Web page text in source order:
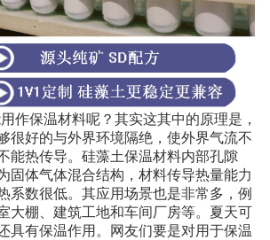
作保温材料呢？其实这其中的原理是，
很好的与外界环境隔绝，使外界气流不
能热传导。硅藻土保温材料内部孔隙
固体气体混合结构，材料传导热量能力
系数很低。其应用场景也是非常多，例
大棚、建筑工地和车间厂房等。夏天可
具有保温作用。网友们要是对用于保温